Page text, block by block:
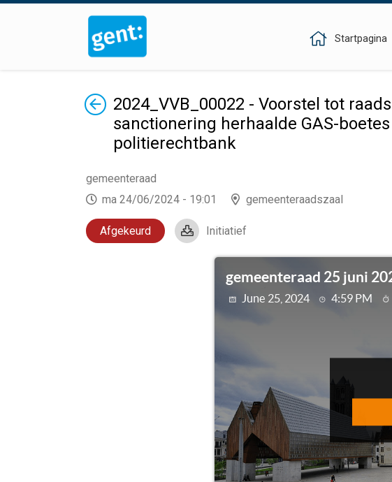
Startpagina
Terug2024_VVB_00022 - Voorstel tot
sanctionering herhaalde GAS-
politierechtbank
gemeenteraad
ma 24/06/2024 - 19:01
gemeenteraadszaal
Afgekeurd Initiatief